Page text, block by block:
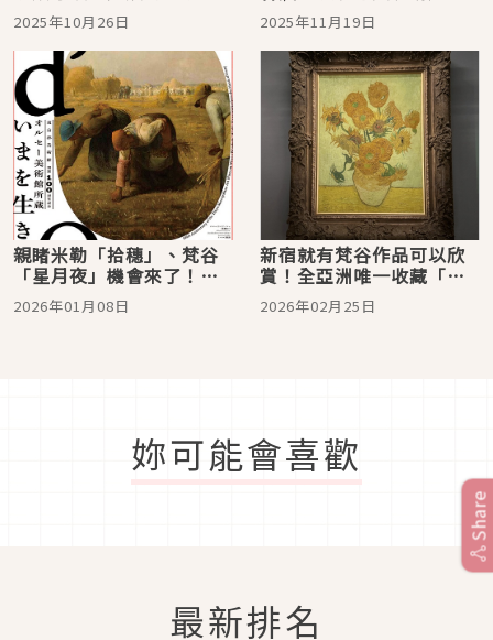
夢」，限量聯名「米菲編
織娃娃」同步登場
2025年10月26日 2025》 在光與孤獨之間，
尋找不滅的希望 ! 經典名
作聯名周邊同步登場
2025年11月19日
親睹米勒「拾穗」、梵谷
「星月夜」機會來了！東
京都美術館展出賽美術館
珍藏
2026年01月08日
新宿就有梵谷作品可以欣
賞！全亞洲唯一收藏「向
日葵」的SOMPO美術館
2026年02月25日
妳可能會喜歡
最新排名
Share